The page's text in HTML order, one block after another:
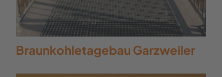
Braunkohletagebau Garzweiler